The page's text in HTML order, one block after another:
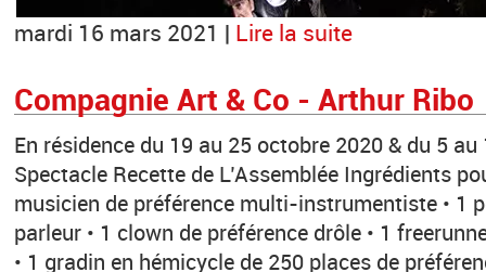
mardi 16 mars 2021 | Lire la suite
Compagnie Art & Co - Arthur Ribo
En résidence du 19 au 25 octobre 2020 & du 5
Spectacle Recette de L’Assemblée Ingrédients
musicien de préférence multi-instrumentiste • 1
parleur • 1 clown de préférence drôle • 1
• 1 gradin en hémicycle de 250 places de